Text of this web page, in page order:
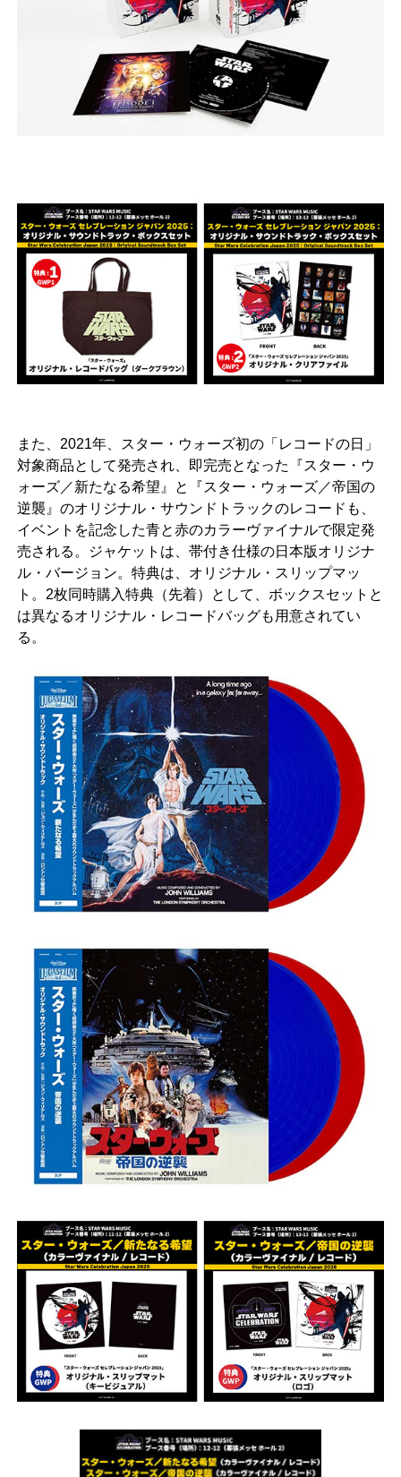
また、2021年、スター・ウォーズ初の「レコードの日」
対象商品として発売され、即完売となった『スター・ウ
ォーズ／新たなる希望』と『スター・ウォーズ／帝国の
逆襲』のオリジナル・サウンドトラックのレコードも、
イベントを記念した青と赤のカラーヴァイナルで限定発
売される。ジャケットは、帯付き仕様の日本版オリジナ
ル・バージョン。特典は、オリジナル・スリップマッ
ト。2枚同時購入特典（先着）として、ボックスセットと
は異なるオリジナル・レコードバッグも用意されてい
る。